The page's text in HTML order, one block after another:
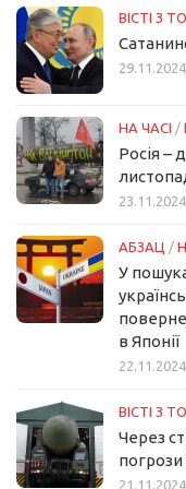
ВІСТІ З
29.11.2024
НА ЧАСІ /
Росія –
23.11.2024
АБЗАЦ /
У
в Японії
22.11.2024
ВІСТІ З
Через
21.11.2024